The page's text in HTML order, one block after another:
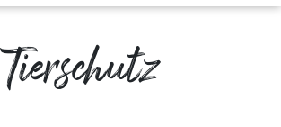
Tierschutz